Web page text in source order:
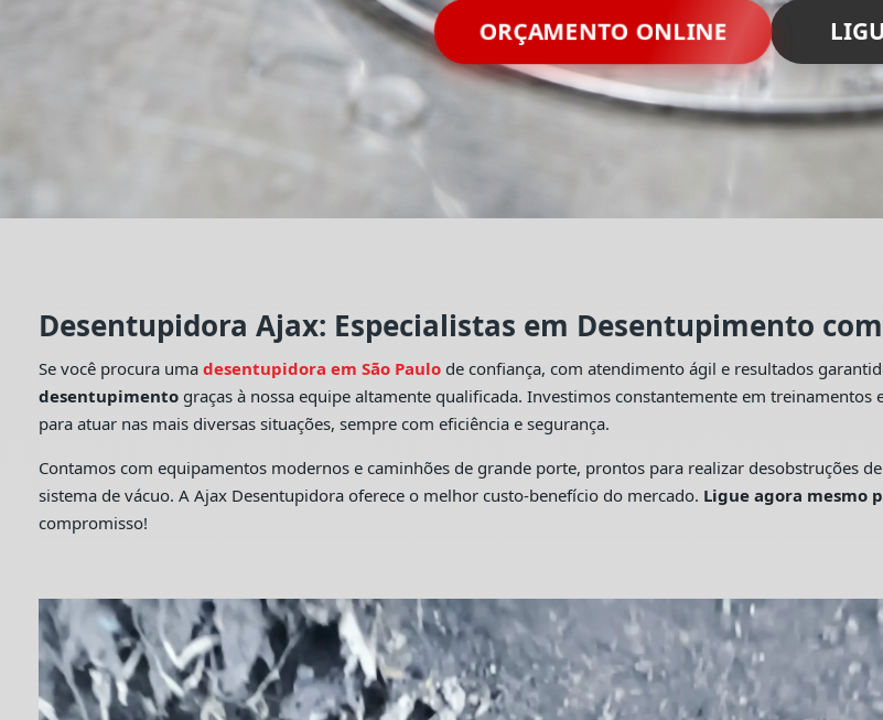
ORÇAMENTO ONLINE
Desentupidora Ajax: Especialistas em Desentupimento
Se você procura uma desentupidora em São Paulo de confiança, com atendimento ágil e resultados
desentupimentograças à nossa equipe altamente qualificada. Investimos constantemente em
para atuar nas mais diversas situações, sempre com eficiência e segurança.
Contamos com equipamentos modernos e caminhões de grande porte, prontos para realizar desobstruções
sistema de vácuo. A Ajax Desentupidora oferece o melhor custo-benefício do mercado. Ligue agora mesmo
compromisso!